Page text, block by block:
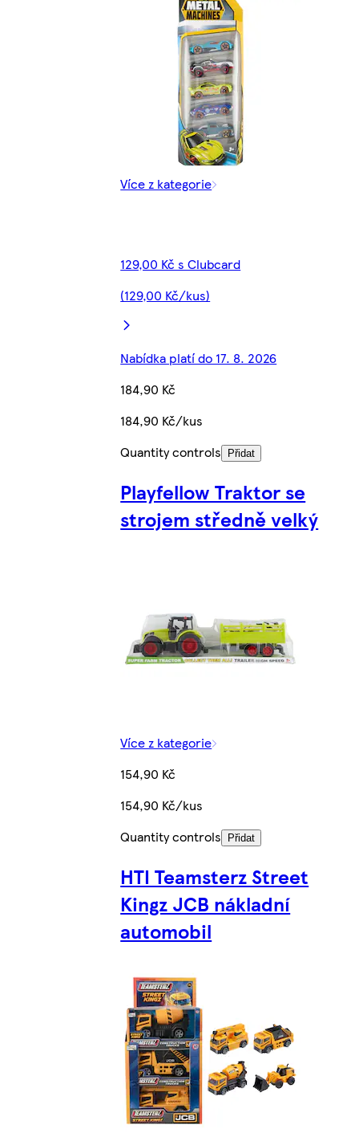
Více z kategorie
129,00 Kč s Clubcard
(129,00 Kč/kus)
Nabídka platí do 17. 8. 2026
184,90 Kč
184,90 Kč/kus
Quantity controls
Přidat
Playfellow Traktor se
strojem středně velký
Více z kategorie
154,90 Kč
154,90 Kč/kus
Quantity controls
Přidat
HTI Teamsterz Street
Kingz JCB nákladní
automobil